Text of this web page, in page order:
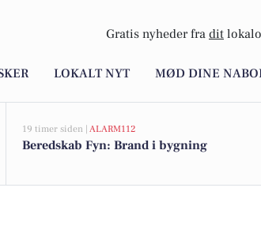
Gratis nyheder fra dit
LOKALT NYT MØD DINE
19 timer siden | ALARM112
Beredskab Fyn: Brand i bygning